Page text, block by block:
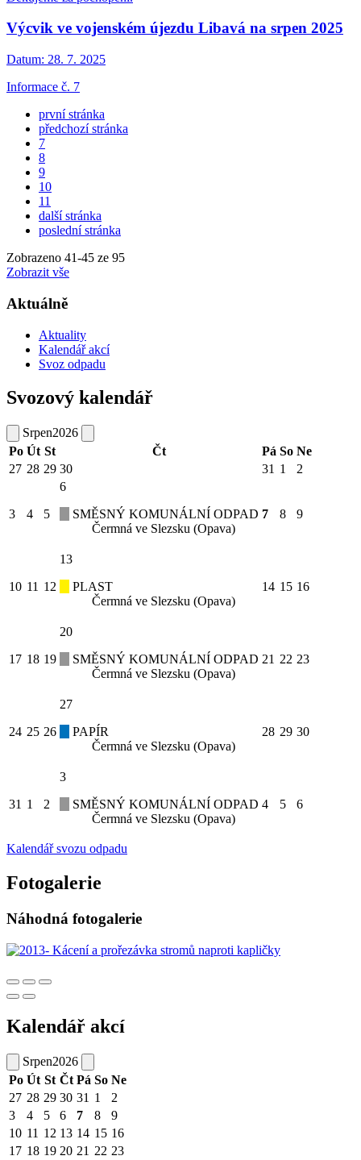
Výcvik ve vojenském újezdu Libavá na srpen 2025
Datum: 28. 7. 2025
Informace č. 7
první stránka
předchozí stránka
7
8
9
10
11
další stránka
poslední stránka
Zobrazeno 41-45 ze 95
Zobrazit vše
Aktuálně
Aktuality
Kalendář akcí
Svoz odpadu
Svozový kalendář
Srpen2026
Po Út St Čt Pá So Ne
27 28 29 30 31 1 2
3 4 5
6
SMĚSNÝ KOMUNÁLNÍ ODPAD
Čermná ve Slezsku (Opava)
7 8 9
10 11 12
13
PLAST
Čermná ve Slezsku (Opava)
14 15 16
17 18 19
20
SMĚSNÝ KOMUNÁLNÍ ODPAD
Čermná ve Slezsku (Opava)
21 22 23
24 25 26
27
PAPÍR
Čermná ve Slezsku (Opava)
28 29 30
31 1 2
3
SMĚSNÝ KOMUNÁLNÍ ODPAD
Čermná ve Slezsku (Opava)
4 5 6
Kalendář svozu odpadu
Fotogalerie
Náhodná fotogalerie
Kalendář akcí
Srpen2026
Po Út St Čt Pá So Ne
27 28 29 30 31 1
2
3
4 5 6 7 8
9
10 11 12 13 14 15 16
17 18 19 20 21 22 23